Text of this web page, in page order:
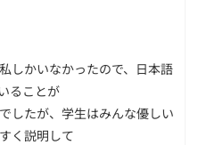
しかいなかったので、日本語
ることが
したが、学生はみんな優しい
く説明して